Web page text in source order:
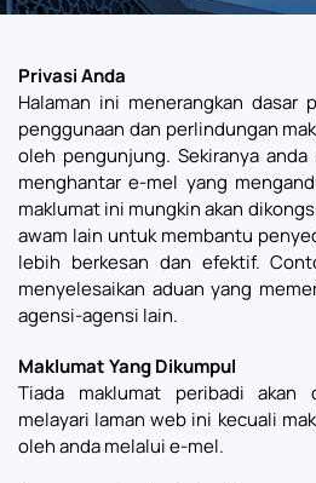
Privasi Anda
Halaman ini menerangkan dasar
penggunaan dan perlindungan
oleh pengunjung. Sekiranya
menghantar e-mel yang
maklumat ini mungkin akan
awam lain untuk membantu
lebih berkesan dan efektif.
menyelesaikan aduan yang
agensi-agensi lain.
Maklumat Yang Dikumpul
Tiada maklumat peribadi akan
melayari laman web ini kecuali
oleh anda melalui e-mel.